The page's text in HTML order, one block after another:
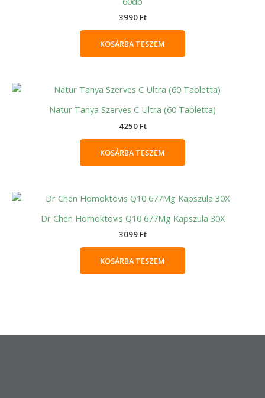
3990 Ft
KOSÁRBA TESZEM
Natur Tanya Szerves C Ultra (60 Tabletta)
4250 Ft
KOSÁRBA TESZEM
Dr Chen Homoktövis Q10 677Mg Kapszula 30X
3099 Ft
KOSÁRBA TESZEM